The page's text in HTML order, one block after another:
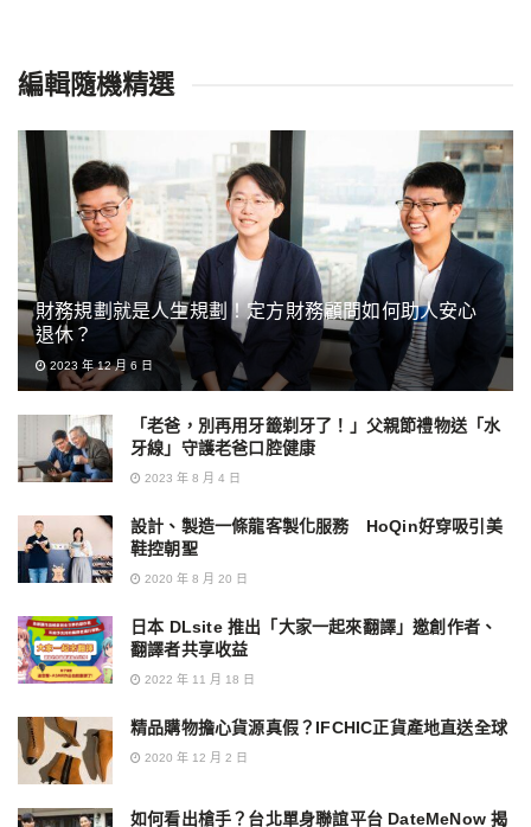
編輯隨機精選
財務規劃就是人生規劃！定方財務顧問如何助人安心
退休？
2023 年 12 月 6 日
「老爸，別再用牙籤剃牙了！」父親節禮物送「水
牙線」守護老爸口腔健康
2023 年 8 月 4 日
設計、製造一條龍客製化服務 HoQin好穿吸引美
鞋控朝聖
2020 年 8 月 20 日
日本 DLsite 推出「大家一起來翻譯」邀創作者、
翻譯者共享收益
2022 年 11 月 18 日
精品購物擔心貨源真假？IFCHIC正貨產地直送全球
2020 年 12 月 2 日
如何看出槍手？台北單身聯誼平台 DateMeNow 揭